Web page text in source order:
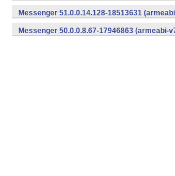
Messenger 51.0.0.14.128-18513631
Messenger 50.0.0.8.67-17946863 (armeabi-